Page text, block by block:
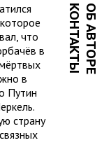
ОБ АВТОРЕ
КОНТАКТЫ
что
в
в
Путин
страну